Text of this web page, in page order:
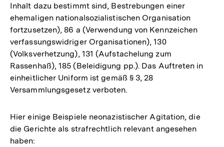
Inhalt dazu bestimmt sind, Bestrebungen einer
ehemaligen nationalsozialistischen Organisation
fortzusetzen), 86 a (Verwendung von Kennzeichen
verfassungswidriger Organisationen), 130
(Volksverhetzung), 131 (Aufstachelung zum
Rassenhaß), 185 (Beleidigung pp.). Das Auftreten in
einheitlicher Uniform ist gemäß § 3, 28
Versammlungsgesetz verboten.
Hier einige Beispiele neonazistischer Agitation, die
die Gerichte als strafrechtlich relevant angesehen
haben: